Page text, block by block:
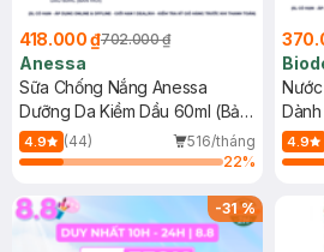
418.000 ₫702.000 ₫
Anessa
Sữa Chống Nắng Anessa
Dưỡng Da Kiềm Dầu 60ml (Bản
Mới)
4.9 (44)
516/tháng
22%
4.9
-31%